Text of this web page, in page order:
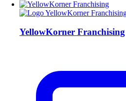
YellowKorner Franchising